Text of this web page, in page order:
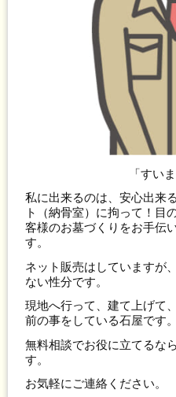
「すい
私に出来るのは、安心出来
ト（納骨室）に拘って！目
客様のお墓づくりをお手伝
す。
ネット販売はしていますが
ない性分です。
現地へ行って、建て上げて
前の事をしている石屋です。
無料相談でお役に立てるな
す。
お気軽にご連絡ください。